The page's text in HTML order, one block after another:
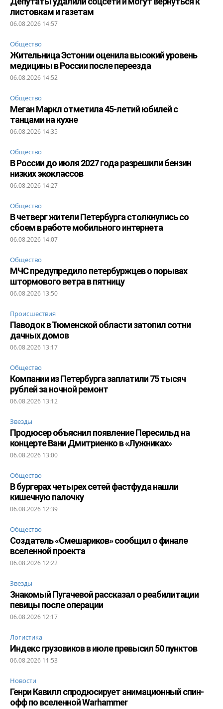
листовкам и газетам
06.08.2026 14:57
Общество
Жительница Эстонии оценила высокий уровень
медицины в России после переезда
06.08.2026 14:52
Общество
Меган Маркл отметила 45-летий юбилей с
танцами на кухне
06.08.2026 14:35
Общество
В России до июля 2027 года разрешили бензин
низких экоклассов
06.08.2026 14:27
Общество
В четверг жители Петербурга столкнулись со
сбоем в работе мобильного интернета
06.08.2026 14:07
Общество
МЧС предупредило петербуржцев о порывах
штормового ветра в пятницу
06.08.2026 13:50
Происшествия
Паводок в Тюменской области затопил сотни
дачных домов
06.08.2026 13:17
Общество
Компании из Петербурга заплатили 75 тысяч
рублей за ночной ремонт
06.08.2026 13:12
Звезды
Продюсер объяснил появление Пересильд на
концерте Вани Дмитриенко в «Лужниках»
06.08.2026 13:00
Общество
В бургерах четырех сетей фастфуда нашли
кишечную палочку
06.08.2026 12:39
Общество
Создатель «Смешариков» сообщил о финале
вселенной проекта
06.08.2026 12:22
Звезды
Знакомый Пугачевой рассказал о реабилитации
певицы после операции
06.08.2026 12:17
Логистика
Индекс грузовиков в июле превысил 50 пунктов
06.08.2026 11:53
Новости
Генри Кавилл спродюсирует анимационный спин-
офф по вселенной Warhammer